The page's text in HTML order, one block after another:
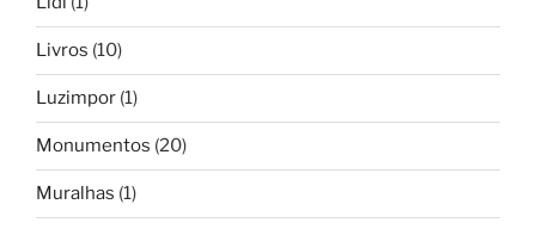
Livros (10)
Luzimpor (1)
Monumentos (20)
Muralhas (1)